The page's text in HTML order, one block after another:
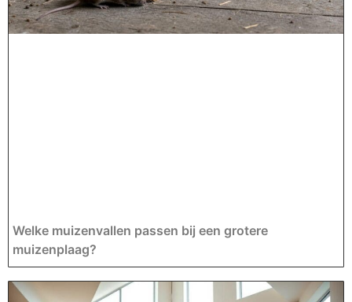
Welke muizenvallen passen bij een grotere
muizenplaag?